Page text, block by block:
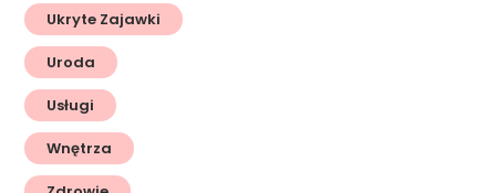
Ukryte Zajawki
Uroda
Usługi
Wnętrza